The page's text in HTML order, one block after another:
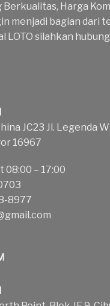
Berkualitas, Harga
menjadi bagian dari
LOTO silahkan
JC23 Jl. Legenda
16967
08:00 – 17:00
8977